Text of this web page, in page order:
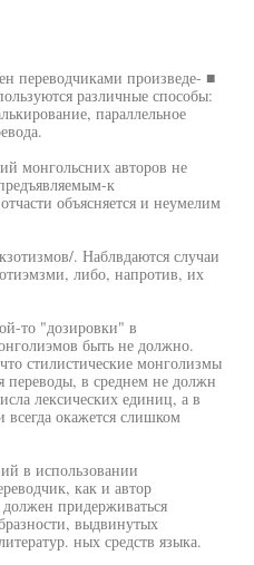
переводчиками произведе- ■
различные способы:
параллельное
монгольсних авторов не
к
объясняется и неумелим
. Наблвдаются случаи
либо, напротив, их
то "дозировки" в
быть не должно.
стилистические монголизмы
переводы, в среднем не должн
лексических единиц, а в
окажется слишком
в использовании
как и автор
придерживаться
выдвинутых
ных средств языка.